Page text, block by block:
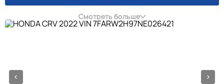
Смотреть больше